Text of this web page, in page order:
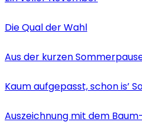
Die Qual der Wahl
Aus der kurzen
Kaum aufgepasst, schon is’
Auszeichnung mit dem